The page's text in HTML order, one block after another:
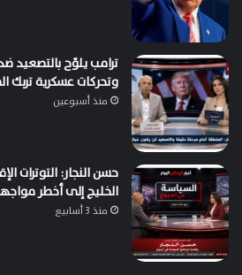
ترامب يلوّح بالتصعيد
وتحركات عسكرية تربك
منذ أسبوعين
حسن النجار: التوترات
الخليج إلى أخطر
منذ 3 أسابيع